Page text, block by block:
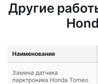
Другие
Наименование
Замена датчика
парктроника Honda Torneo